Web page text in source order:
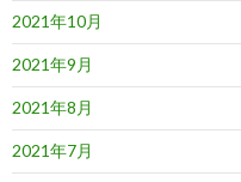
2021年10月
2021年9月
2021年8月
2021年7月